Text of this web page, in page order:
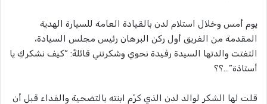
يوم أمس وخلال استلام لدن بالقيادة العامة للسيارة الهدية
المقدمة من الفريق أول ركن البرهان رئيس مجلس السيادة،
التفتت والدتها السيدة رفيدة نحوي وشكرتني قائلةً: “كيف نشكركِ يا
أستاذة”…؟؟
قلت لها الشكر لوالد لدن الذي كرّم ابنته بالتضحية والفداء قبل أن